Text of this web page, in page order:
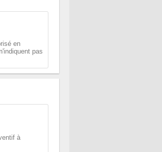
en
pas
à